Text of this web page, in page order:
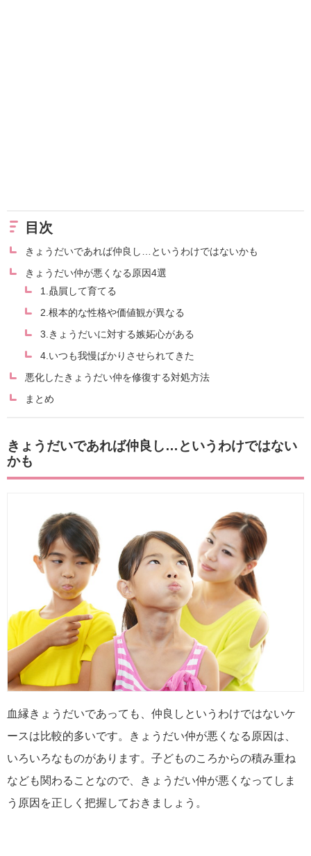
目次
きょうだいであれば仲良し…というわけではないかも
きょうだい仲が悪くなる原因4選
1.贔屓して育てる
2.根本的な性格や価値観が異なる
3.きょうだいに対する嫉妬心がある
4.いつも我慢ばかりさせられてきた
悪化したきょうだい仲を修復する対処方法
まとめ
きょうだいであれば仲良し…というわけではない
かも
血縁きょうだいであっても、仲良しというわけではないケ
ースは比較的多いです。きょうだい仲が悪くなる原因は、
いろいろなものがあります。子どものころからの積み重ね
なども関わることなので、きょうだい仲が悪くなってしま
う原因を正しく把握しておきましょう。